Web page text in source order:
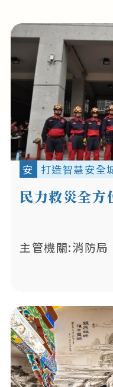
安 打造智慧安全
民力救災全
主管機關:消防局